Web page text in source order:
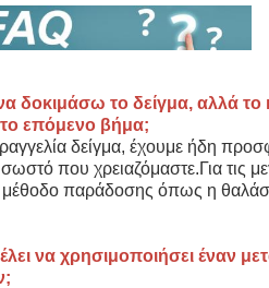
δοκιμάσω το δείγμα, αλλά το
επόμενο βήμα;
δείγμα, έχουμε ήδη
σωστό που χρειαζόμαστε.Για τις
μέθοδο παράδοσης όπως η
να χρησιμοποιήσει έναν